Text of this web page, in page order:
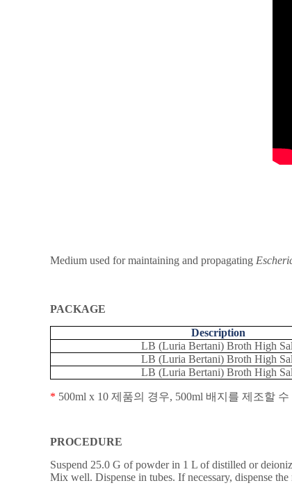
Medium used for maintaining and propagating
PACKAGE
Description
LB (Luria Bertani) Broth High
LB (Luria Bertani) Broth High
LB (Luria Bertani) Broth High
* 500ml x 10 제품의 경우, 500ml 배지를 제조할 수
PROCEDURE
Suspend 25.0 G of powder in 1 L of distilled or
Mix well. Dispense in tubes. If necessary, dispense